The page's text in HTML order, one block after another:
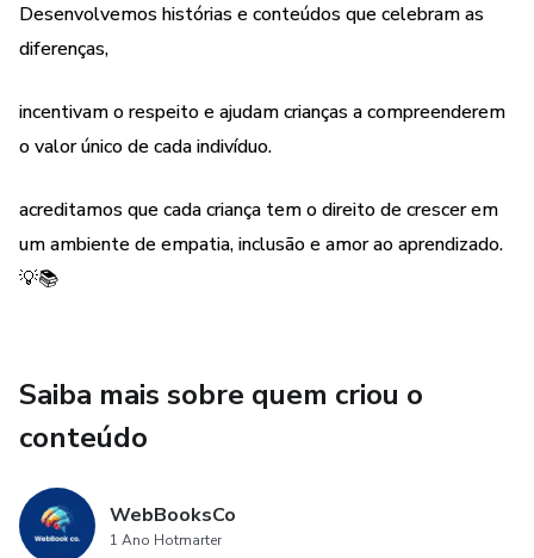
TODO MUNDO É DIFERENTE é uma celebração da
diversidade, mostrando que cada criança tem seu jeito
É uma leitura para crianças, pais e educadores, que inspira
Desenvolvemos histórias e conteúdos que celebram as
diferenças,
incentivam o respeito e ajudam crianças a compreenderem
o valor único de cada indivíduo.
acreditamos que cada criança tem o direito de crescer em
um ambiente de empatia, inclusão e amor ao aprendizado.
💡📚
Saiba mais sobre quem criou o
conteúdo
WebBooksCo
1 Ano Hotmarter